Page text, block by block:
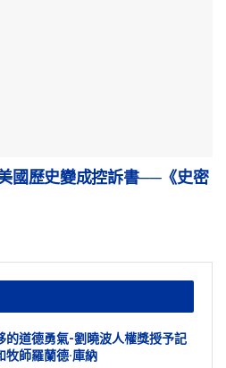
國歷史變成控訴書──《史密
的道德勇氣-劉曉波人權獎授予記
牧師羅蘭德·庫納